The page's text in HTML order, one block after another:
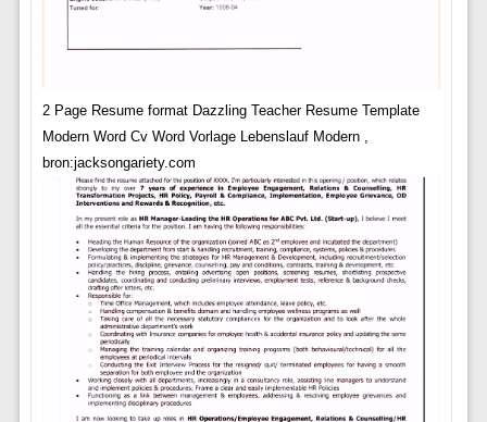
2 Page Resume format Dazzling Teacher Resume Template
Modern Word Cv Word Vorlage Lebenslauf Modern ,
bron:jacksongariety.com